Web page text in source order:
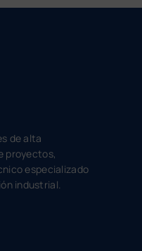
de alta
proyectos,
especializado
industrial.